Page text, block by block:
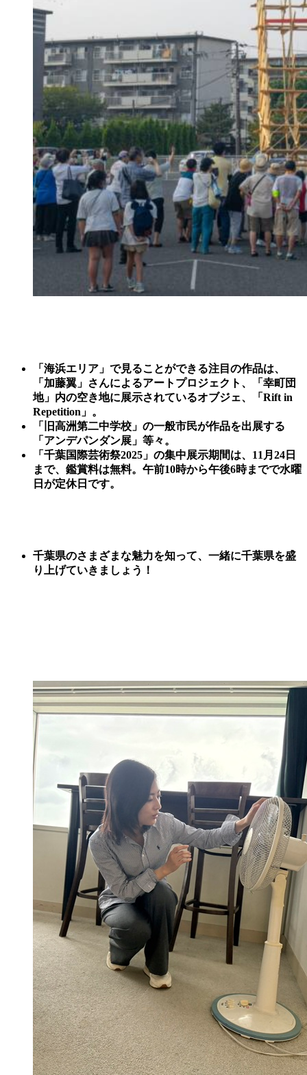
「海浜エリア」で見ることができる注目の作品は、
「加藤翼」さんによるアートプロジェクト、「幸町団
地」内の空き地に展示されているオブジェ、「Rift in
Repetition」。
「旧高洲第二中学校」の一般市民が作品を出展する
「アンデパンダン展」等々。
「千葉国際芸術祭2025」の集中展示期間は、11月24日
まで、鑑賞料は無料。午前10時から午後6時までで水曜
日が定休日です。
千葉県のさまざまな魅力を知って、一緒に千葉県を盛
り上げていきましょう！